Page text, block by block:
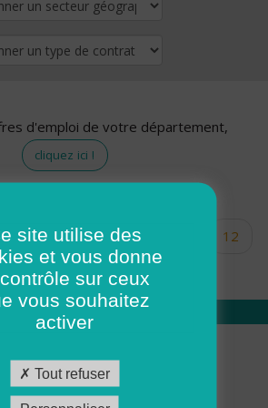
d'emploi de votre département,
cliquez ici !
… 10
12
15 16 17
Qui sommes nous
Académie ADMR
site utilise des
et vous donne
sur ceux
vous souhaitez
activer
Tout refuser